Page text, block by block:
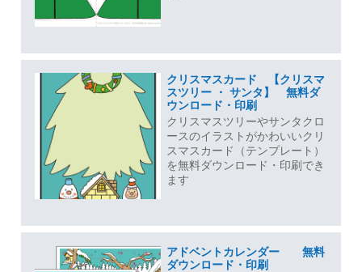
クリスマスカード 【クリスマ
スツリー ・ サンタ】 無料ダ
ウンロード・印刷
クリスマスツリーやサンタクロ
ースのイラストがかわいいクリ
スマスカード（テンプレート）
を無料ダウンロード・印刷でき
ます
アドベントカレンダー 無料
ダウンロード・印刷